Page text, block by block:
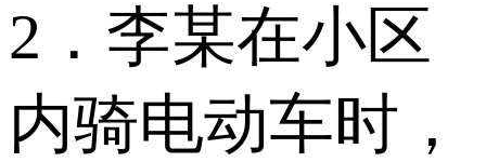
2．李某在小区
内骑电动车时，